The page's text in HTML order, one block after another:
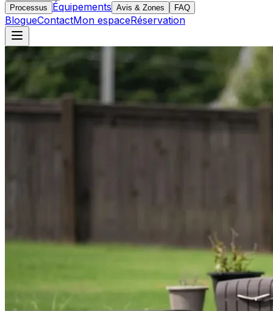
Processus
Équipements Avis & Zones FAQ
BlogueContactMon espaceRéservation